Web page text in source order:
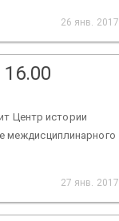
26 янв. 2017
Центр истории
междисциплинарного
27 янв. 2017